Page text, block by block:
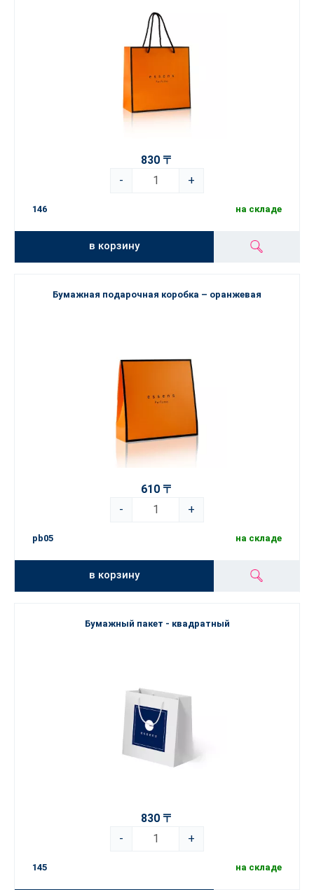
830 〒
-
+
146 на складе
в корзину
Бумажная подарочная коробка – оранжевая
610 〒
-
+
pb05 на складе
в корзину
Бумажный пакет - квадратный
830 〒
-
+
145 на складе